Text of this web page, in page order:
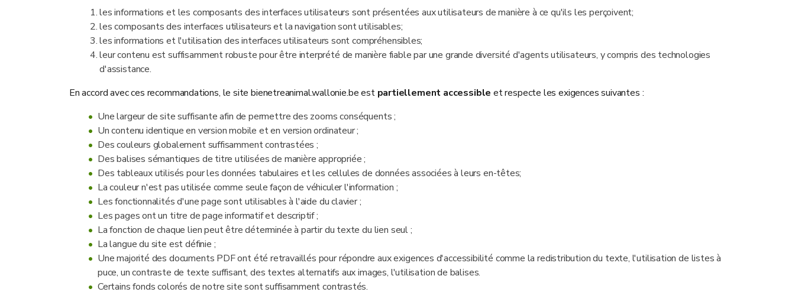
les informations et les composants des interfaces utilisateurs sont présentées aux utilisateurs de manière à ce qu'ils les perçoivent;
les composants des interfaces utilisateurs et la navigation sont utilisables;
les informations et l'utilisation des interfaces utilisateurs sont compréhensibles;
leur contenu est suffisamment robuste pour être interprété de manière fiable par une grande diversité d'agents utilisateurs, y compris des technologies
d'assistance.
En accord avec ces recommandations, le site bienetreanimal.wallonie.be estpartiellement accessibleet respecte les exigences suivantes :
Une largeur de site suffisante afin de permettre des zooms conséquents ;
Un contenu identique en version mobile et en version ordinateur ;
Des couleurs globalement suffisamment contrastées ;
Des balises sémantiques de titre utilisées de manière appropriée ;
Des tableaux utilisés pour les données tabulaires et les cellules de données associées à leurs en-têtes;
La couleur n'est pas utilisée comme seule façon de véhiculer l'information ;
Les fonctionnalités d'une page sont utilisables à l'aide du clavier ;
Les pages ont un titre de page informatif et descriptif ;
La fonction de chaque lien peut être déterminée à partir du texte du lien seul ;
La langue du site est définie ;
Une majorité des documents PDF ont été retravaillés pour répondre aux exigences d'accessibilité comme la redistribution du texte, l'utilisation de listes à
puce, un contraste de texte suffisant, des textes alternatifs aux images, l'utilisation de balises.
Certains fonds colorés de notre site sont suffisamment contrastés.